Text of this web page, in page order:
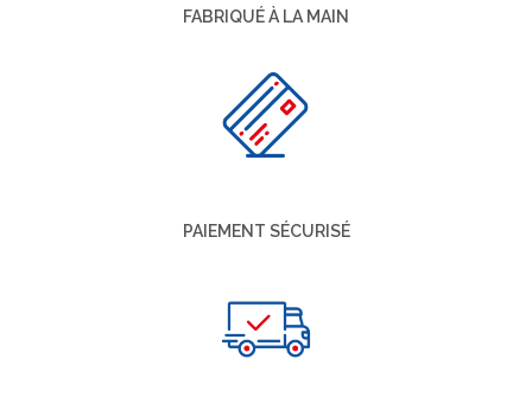
FABRIQUÉ À LA MAIN
PAIEMENT SÉCURISÉ